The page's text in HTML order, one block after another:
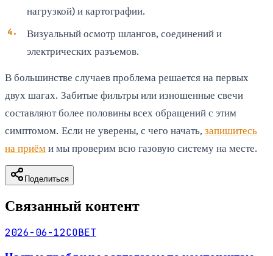
нагрузкой) и картографии.
Визуальный осмотр шлангов, соединений и
электрических разъемов.
В большинстве случаев проблема решается на первых
двух шагах. Забитые фильтры или изношенные свечи
составляют более половины всех обращений с этим
симптомом. Если не уверены, с чего начать, запишитесь
на приёми мы проверим всю газовую систему на месте.
Поделиться
Связанный контент
2026-06-12СОВЕТ